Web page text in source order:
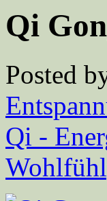
Qi
Posted
Qi -